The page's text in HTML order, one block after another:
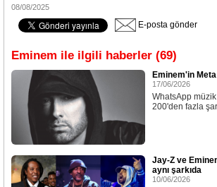
08/08/2025
E-posta gönder
Eminem ile ilgili haberler (69)
Eminem'in Meta
17/06/2026
WhatsApp
200'den fazla
Jay-Z ve
aynı şarkıda
10/06/2026